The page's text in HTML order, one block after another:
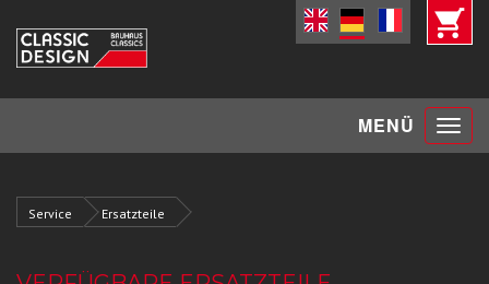
MENÜ Toggle
Service Ersatzteile